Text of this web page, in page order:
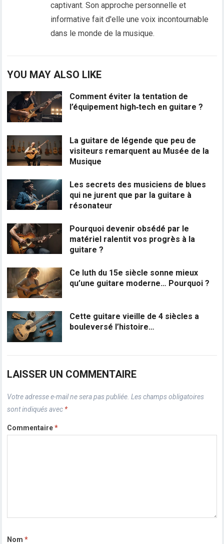
captivant. Son approche personnelle et
informative fait d'elle une voix incontournable
dans le monde de la musique.
YOU MAY ALSO LIKE
Comment éviter la tentation de
l’équipement high‑tech en guitare ?
La guitare de légende que peu de
visiteurs remarquent au Musée de la
Musique
Les secrets des musiciens de blues
qui ne jurent que par la guitare à
résonateur
Pourquoi devenir obsédé par le
matériel ralentit vos progrès à la
guitare ?
Ce luth du 15e siècle sonne mieux
qu’une guitare moderne… Pourquoi ?
Cette guitare vieille de 4 siècles a
bouleversé l’histoire…
LAISSER UN COMMENTAIRE
Votre adresse e-mail ne sera pas publiée. Les champs obligatoires
sont indiqués avec *
Commentaire*
Nom*